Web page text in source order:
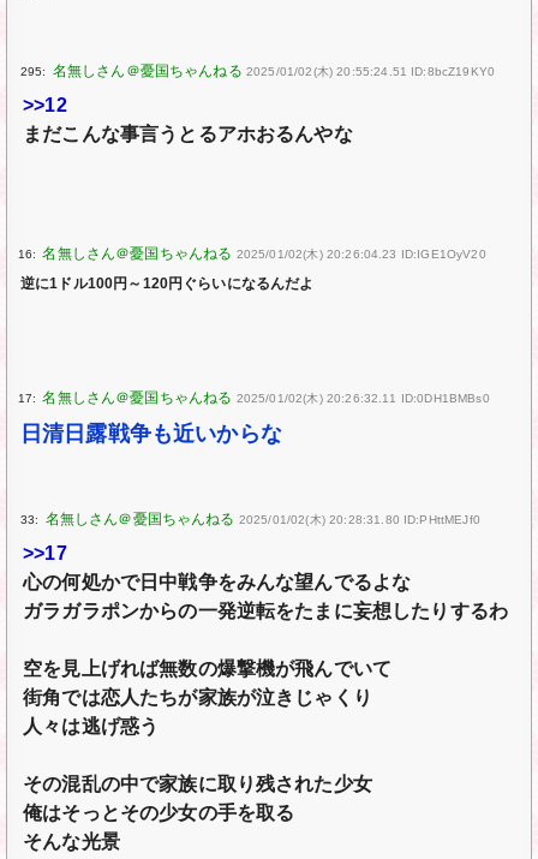
295: 2025/01/02(木) 20:55:24.51 ID:8bcZ19KY0
>>12
まだこんな事言うとるアホおるんやな
16: 2025/01/02(木) 20:26:04.23 ID:IGE1OyV20
逆に1ドル100円～120円ぐらいになるんだよ
17: 2025/01/02(木) 20:26:32.11 ID:0DH1BMBs0
日清日露戦争も近いからな
33: 2025/01/02(木) 20:28:31.80 ID:PHttMEJf0
>>17
心の何処かで日中戦争をみんな望んでるよな
ガラガラポンからの一発逆転をたまに妄想したりするわ
空を見上げれば無数の爆撃機が飛んでいて
街角では恋人たちが家族が泣きじゃくり
人々は逃げ惑う
その混乱の中で家族に取り残された少女
俺はそっとその少女の手を取る
そんな光景